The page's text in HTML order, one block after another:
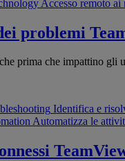
Accesso remoto
problemi
prima che impattino gli
Identifica e
Automatizza le